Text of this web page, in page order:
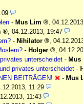
- Mus Lim ,
, 04.12.2013, 19:47
- Nihilator ,
- Holger ,
unterscheidet -
privates unterscheidet -
BEITRÄGEN!
- Mus
11:29
11:43